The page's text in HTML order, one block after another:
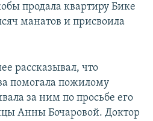
продала квартиру Бике
манатов и присвоила
рассказывал, что
помогала пожилому
за ним по просьбе его
Анны Бочаровой. Доктор